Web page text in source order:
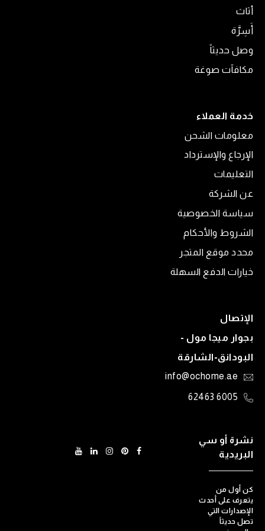
أثاث
أَسِرَّة
وصل حديثاً
مكافآت صوغة
خدمة العملاء
معلومات الشحن
الإرجاع والإسترداد
التعليمات
عن الشركة
سياسة الخصوصية
الشروط والأحكام
محدد موقع المتجر
خيارات الدفع السهلة
الإتصال
بجوار ميجا مول -
البودانق-الشارقة
info@ochome.ae
6005 62463
نشرة أو سي
البريدية
كن أول من
يتعرف على أحدث
الإصدارات التي
تصل حديثاً